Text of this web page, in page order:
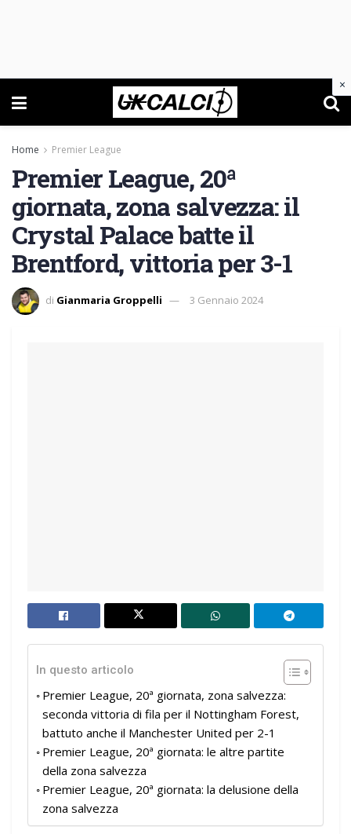
Home Premier League
Premier League, 20ª
giornata, zona salvezza: il
Crystal Palace batte il
Brentford, vittoria per 3-1
di Gianmaria Groppelli 3 Gennaio 2024
In questo articolo
Premier League, 20ª giornata, zona salvezza:
seconda vittoria di fila per il Nottingham Forest,
battuto anche il Manchester United per 2-1
Premier League, 20ª giornata: le altre partite
della zona salvezza
Premier League, 20ª giornata: la delusione della
zona salvezza
×